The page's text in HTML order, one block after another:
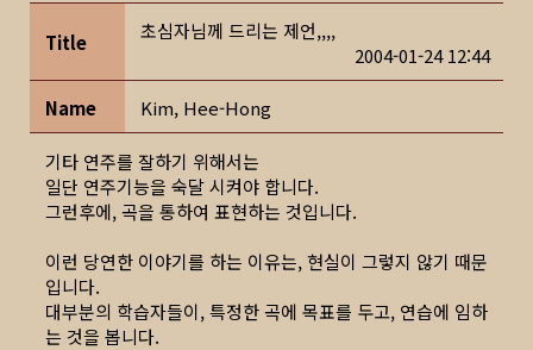
Title
초심자님께 드리는 제언,,,,
2004-01-24 12:44
Name Kim, Hee-Hong
기타 연주를 잘하기 위해서는
일단 연주기능을 숙달 시켜야 합니다.
그런후에, 곡을 통하여 표현하는 것입니다.
이런 당연한 이야기를 하는 이유는, 현실이 그렇지 않기 때문
입니다.
대부분의 학습자들이, 특정한 곡에 목표를 두고, 연습에 임하
는 것을 봅니다.